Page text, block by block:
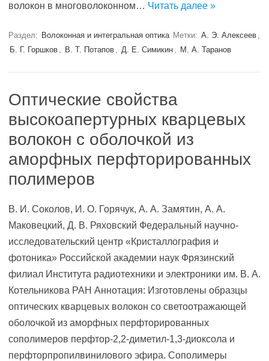
волокон в многоволоконном… Читать далее »
Раздел: Волоконная и интегральная оптика Метки: А. Э. Алексеев ,
Б. Г. Горшков , В. Т. Потапов , Д. Е. Симикин , М. А. Таранов
Оптические свойства
высокоапертурных кварцевых
волокон с оболочкой из
аморфных перфторированных
полимеров
В. И. Соколов, И. О. Горячук, А. А. Замятин, А. А.
Маковецкий, Д. В. Ряховский Федеральный научно-
исследовательский центр «Кристаллография и
фотоника» Российской академии наук Фрязинский
филиал Института радиотехники и электроники им. В. А.
Котельникова РАН Аннотация: Изготовлены образцы
оптических кварцевых волокон со светоотражающей
оболочкой из аморфных перфторированных
сополимеров перфтор-2,2-диметил-1,3-диоксола и
перфторпропилвинилового эфира. Сополимеры